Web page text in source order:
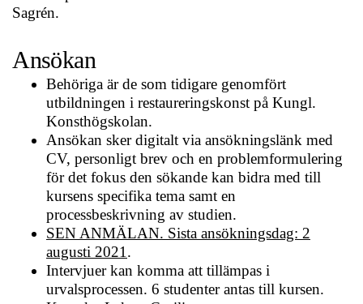
Sagrén.
Ansökan
Behöriga är de som tidigare genomfört
utbildningen i restaureringskonst på Kungl.
Konsthögskolan.
Ansökan sker digitalt via ansökningslänk med
CV, personligt brev och en problemformulering
för det fokus den sökande kan bidra med till
kursens specifika tema samt en
processbeskrivning av studien.
SEN ANMÄLAN. Sista ansökningsdag: 2
augusti 2021 .
Intervjuer kan komma att tillämpas i
urvalsprocessen. 6 studenter antas till kursen.